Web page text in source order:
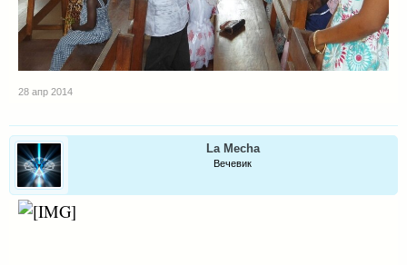
28 апр 2014
La Mecha
Вечевик